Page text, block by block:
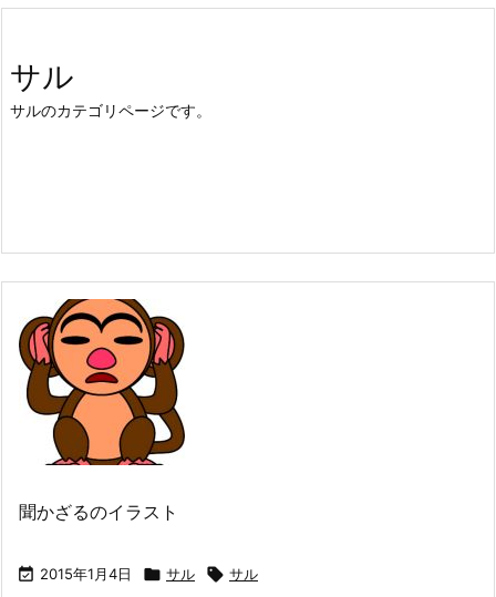
サル
サルのカテゴリページです。
聞かざるのイラスト
 2015年1月4日  サル  サル